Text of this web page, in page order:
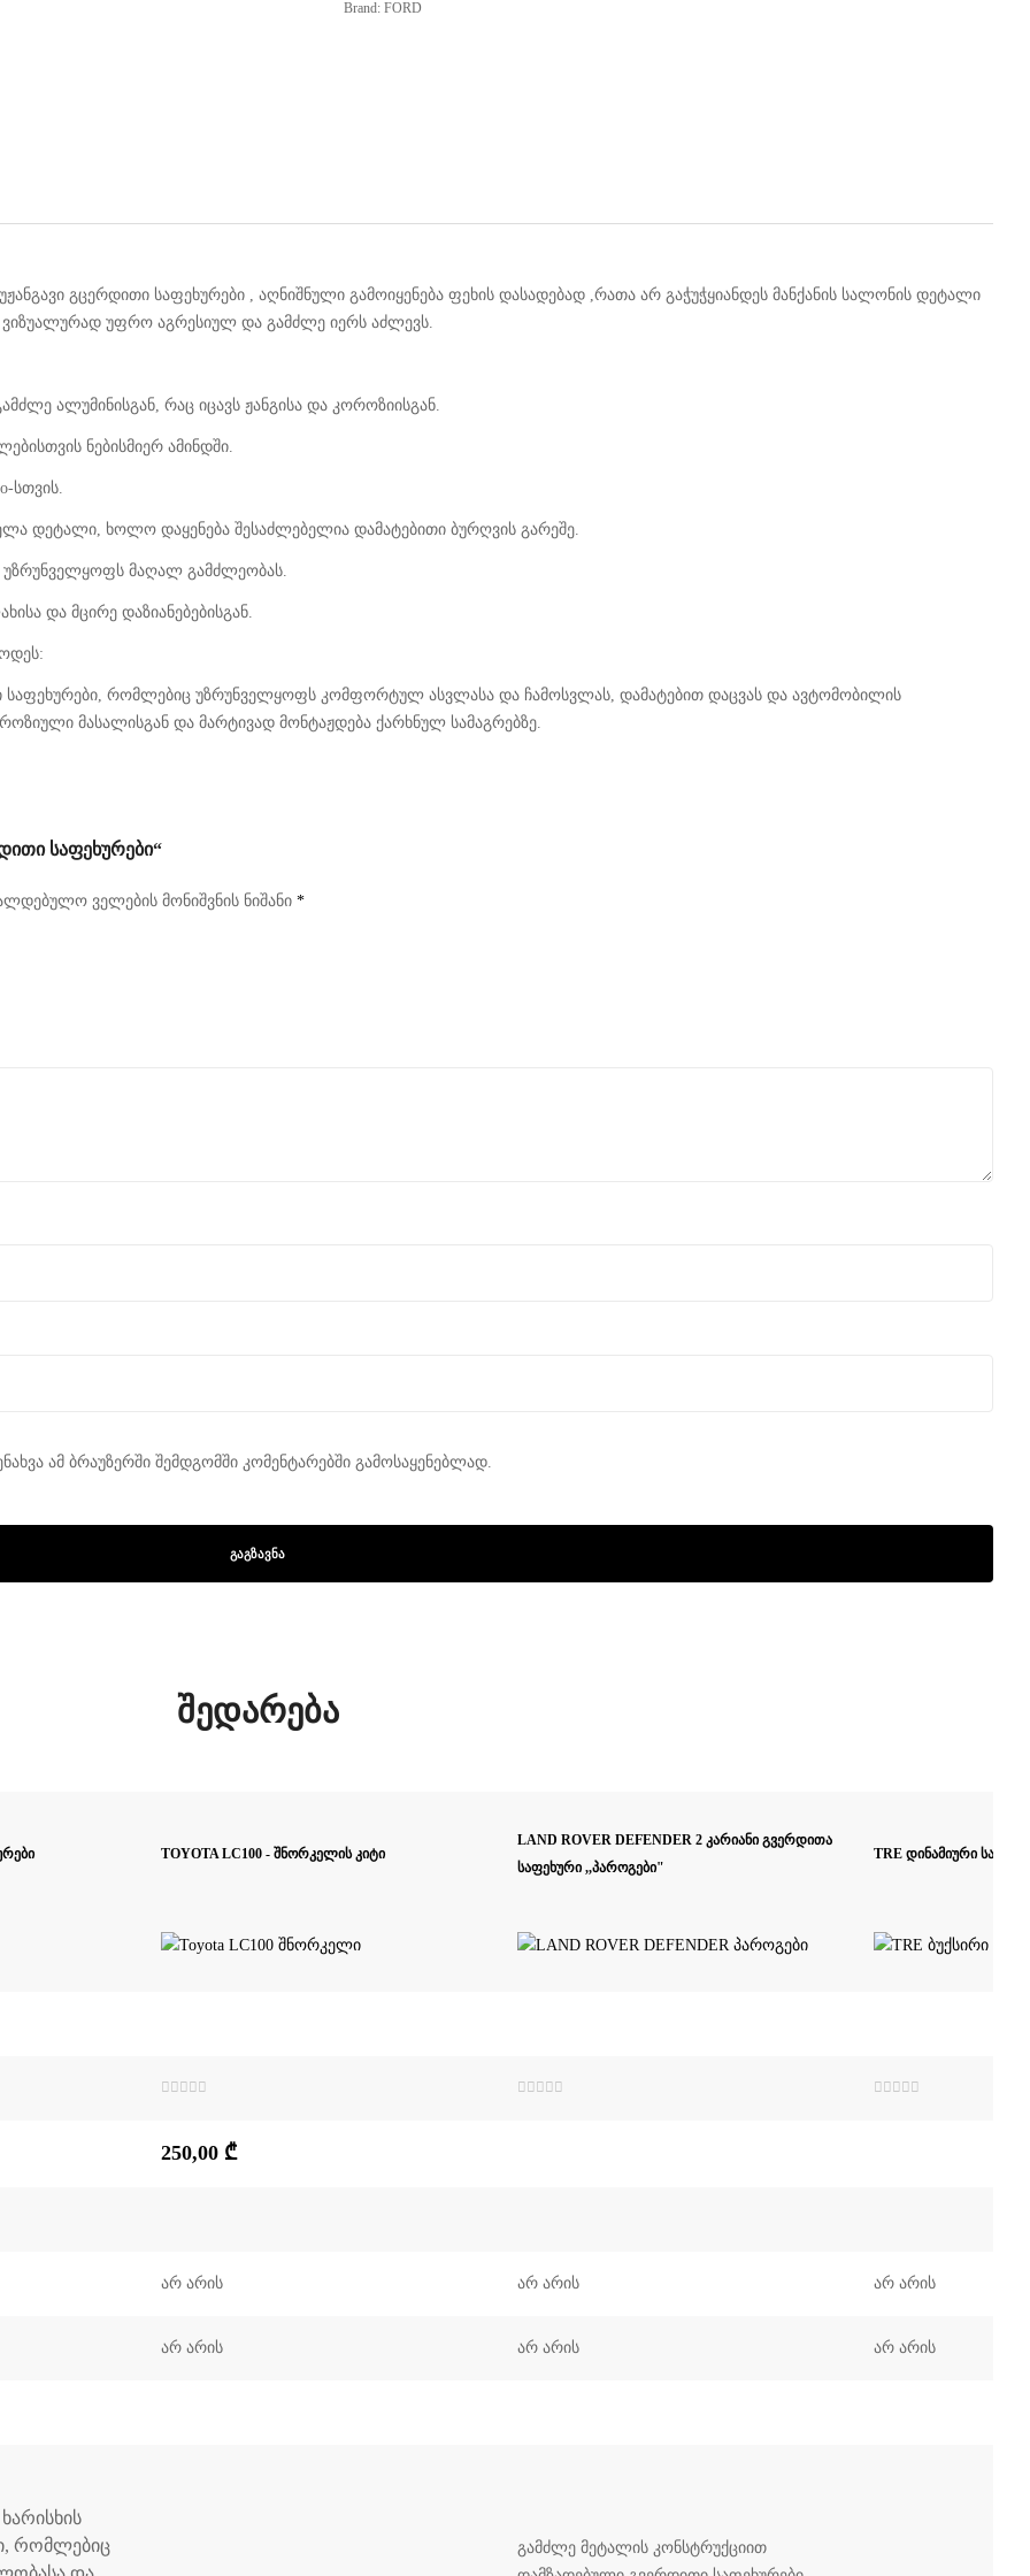
Brand: FORD
გცერდითი საფეხურები , აღნიშნული გამოიყენება ფეხის დასადებად ,რათა არ გაჭუჭყიანდეს მანქანის სალონის დეტალი
უფრო აგრესიულ და გამძლე იერს აძლევს.
ალუმინისგან, რაც იცავს ჟანგისა და კოროზიისგან.
ნებისმიერ ამინდში.
სთვის.
დეტალი, ხოლო დაყენება შესაძლებელია დამატებითი ბურღვის გარეშე.
მაღალ გამძლეობას.
და მცირე დაზიანებებისგან.
საფეხურები, რომლებიც უზრუნველყოფს კომფორტულ ასვლასა და ჩამოსვლას, დამატებით დაცვას და ავტომობილის
მასალისგან და მარტივად მონტაჟდება ქარხნულ სამაგრებზე.
ᲡᲐᲤᲔᲮᲣᲠᲔᲑᲘ“
ველების მონიშვნის ნიშანი *
ამ ბრაუზერში შემდგომში კომენტარებში გამოსაყენებლად.
შედარება
TOYOTA LC100 - შნორკელის კიტი
LAND ROVER DEFENDER 2 კარიანი გვერდითა
საფეხური ,,პაროგები"
TRE დინამიური
დან
250,00 ₾
არ არის არ არის არ არის
არ არის არ არის არ არის
რომლებიც
გამძლე მეტალის კონსტრუქციით